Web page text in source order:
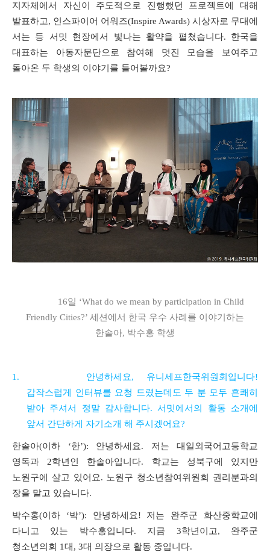
지자체에서 자신이 주도적으로 진행했던 프로젝트에 대해
발표하고, 인스파이어 어워즈(Inspire Awards) 시상자로 무대에
서는 등 서밋 현장에서 빛나는 활약을 펼쳤습니다. 한국을
대표하는 아동자문단으로 참여해 멋진 모습을 보여주고
돌아온 두 학생의 이야기를 들어볼까요?
16일 ‘What do we mean by participation in Child
Friendly Cities?’ 세션에서 한국 우수 사례를 이야기하는
한솔아, 박수홍 학생
1. 안녕하세요, 유니세프한국위원회입니다!
갑작스럽게
인터뷰를 요청 드렸는데도 두 분 모두 흔쾌히
받아 주셔서 정말 감사합니다.서밋에서의 활동 소개에
앞서 간단하게 자기소개 해 주시겠어요?
한솔아(이하 ‘한’): 안녕하세요. 저는 대일외국어고등학교
영독과 2학년인 한솔아입니다. 학교는 성북구에 있지만
노원구에 살고 있어요. 노원구 청소년참여위원회 권리분과의
장을 맡고 있습니다.
박수홍(이하 ‘박’): 안녕하세요! 저는 완주군 화산중학교에
다니고 있는 박수홍입니다. 지금 3학년이고, 완주군
청소년의회 1대 , 3대 의장으로 활동 중입니다.